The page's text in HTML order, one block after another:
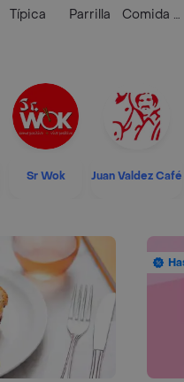
Típica Parrilla Comida
Sr Wok Juan Valdez Café